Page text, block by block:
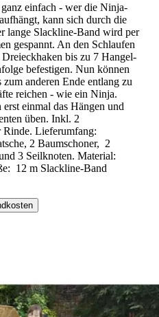
einfach - wer die Ninja-
kann sich durch die
lange Slackline-Band wird per
gespannt. An den Schlaufen
bis zu 7 Hangel-
befestigen. Nun können
anderen Ende entlang zu
reichen - wie ein Ninja.
einmal das Hängen und
üben. Inkl. 2
Rinde. Lieferumfang:
2 Baumschoner, 2
3 Seilknoten. Material:
12 m Slackline-Band